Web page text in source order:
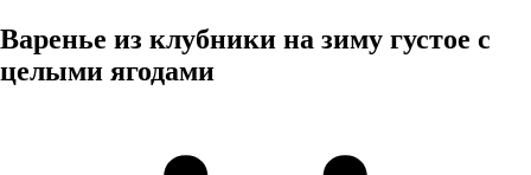
Варенье из клубники на зиму густое с
целыми ягодами